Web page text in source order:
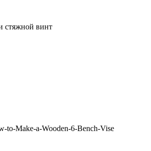
стяжной винт
to-Make-a-Wooden-6-Bench-Vise